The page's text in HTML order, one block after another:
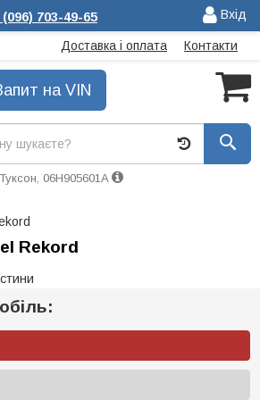
(096) 703-49-65 Вхід
Доставка і оплата Контакти
на VIN
06H905601A
Rekord